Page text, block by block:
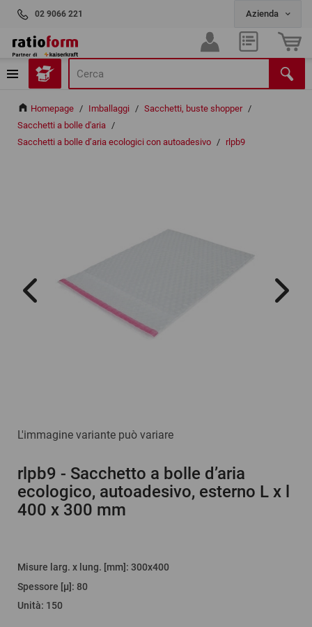
02 9066 221
Homepage / Imballaggi / Sacchetti, buste shopper /
Sacchetti a bolle d'aria /
Sacchetti a bolle d’aria ecologici con autoadesivo / rlpb9
L'immagine variante può variare
rlpb9 - Sacchetto a bolle d’aria
ecologico, autoadesivo, esterno L x l
400 x 300 mm
Misure larg. x lung. [mm] : 300x400
Spessore [µ]: 80
Unità: 150